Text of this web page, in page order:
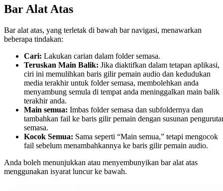
Bar Alat Atas
Bar alat atas, yang terletak di bawah bar navigasi, menawarkan
beberapa tindakan:
Cari: Lakukan carian dalam folder semasa.
Teruskan Main Balik: Jika diaktifkan dalam tetapan aplikasi,
ciri ini memulihkan baris gilir pemain audio dan kedudukan
media terakhir untuk folder semasa, membolehkan anda
menyambung semula di tempat anda meninggalkan main balik
terakhir anda.
Main semua: Imbas folder semasa dan subfoldernya dan
tambahkan fail ke baris gilir pemain dengan susunan
semasa.
Kocok Semua: Sama seperti “Main semua,” tetapi mengocok
fail sebelum menambahkannya ke baris gilir pemain audio.
Anda boleh menunjukkan atau menyembunyikan bar alat atas
menggunakan isyarat luncur ke bawah.